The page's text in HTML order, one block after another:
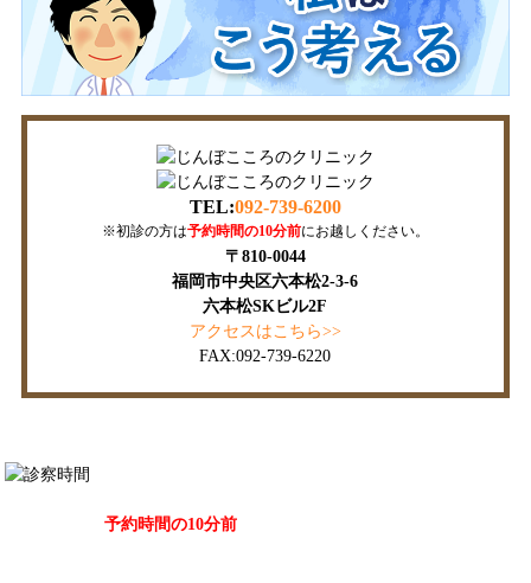
TEL:092-739-6200
※初診の方は予約時間の10分前にお越しください。
〒810-0044
福岡市中央区六本松2-3-6
六本松SKビル2F
アクセスはこちら>>
FAX:092-739-6220
※初診の方は予約時間の10分前